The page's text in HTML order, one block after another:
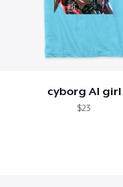
cyborg AI girl
$23